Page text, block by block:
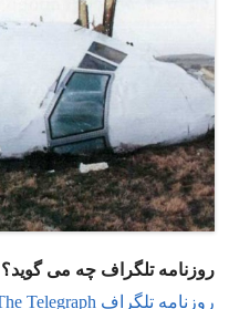
روزنامه تلگراف چه می گوید؟
روزنامه تلگراف The Telegraph